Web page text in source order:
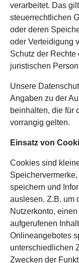
verarbeitet. Das
steuerrechtlichen
oder deren
oder Verteidigung
Schutz der
juristischen
Unsere
Angaben zu der
beinhalten, die für
vorrangig gelten.
Einsatz von
Cookies sind
speichern und
auslesen. Z.B. um
Nutzerkonto,
aufgerufenen
Onlineangebotes
unterschiedlichen
Zwecken der